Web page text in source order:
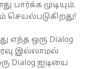
பார்க்க முடியும்.
செயல்படுகிறது!
எந்த ஒரு Dialog
இல்லாமல்
Dialog ஐடியை